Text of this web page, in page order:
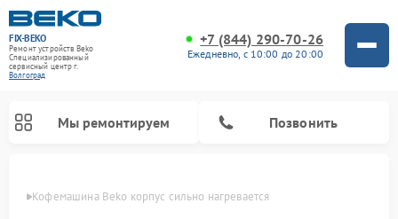
FIX-BEKO
Ремонт устройств Beko
Специализированный
cервисный центр г.
Волгоград
+7 (844) 290-70-26
Ежедневно, с 10:00 до 20:00
Мы ремонтируем Позвонить
Кофемашина Beko корпус сильно нагревается